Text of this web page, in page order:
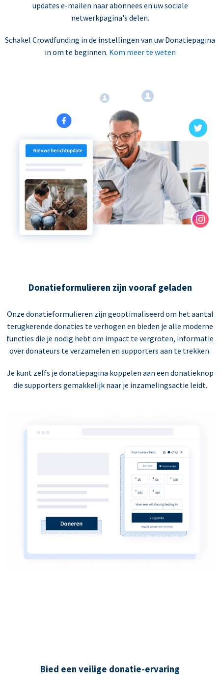
updates e-mailen naar abonnees en uw sociale
netwerkpagina's delen.
Schakel Crowdfunding in de instellingen van uw Donatiepagina
in om te beginnen. Kom meer te weten
Donatieformulieren zijn vooraf geladen
Onze donatieformulieren zijn geoptimaliseerd om het aantal
terugkerende donaties te verhogen en bieden je alle moderne
functies die je nodig hebt om impact te vergroten, informatie
over donateurs te verzamelen en supporters aan te trekken.
Je kunt zelfs je donatiepagina koppelen aan een donatieknop
die supporters gemakkelijk naar je inzamelingsactie leidt.
Bied een veilige donatie-ervaring